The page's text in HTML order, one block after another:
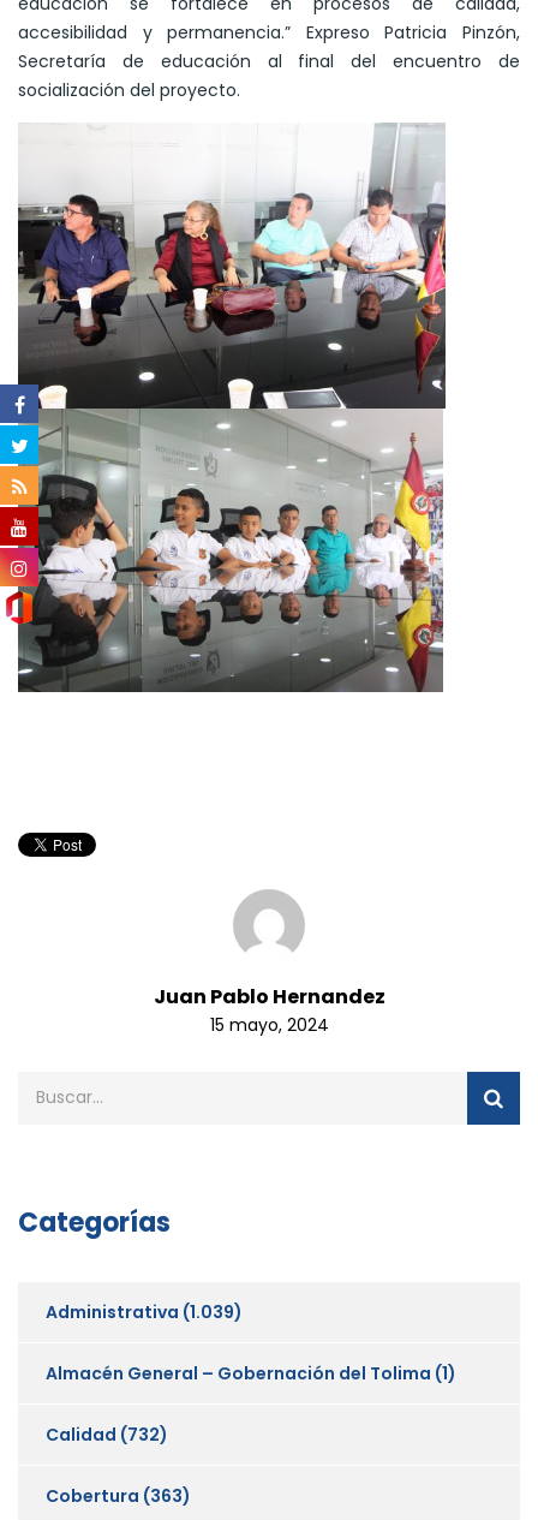
accesibilidad y permanencia.” Expreso Patricia Pinzón,
Secretaría de educación al final del encuentro de
socialización del proyecto.
Juan Pablo Hernandez
15 mayo, 2024
Categorías
Administrativa (1.039)
Almacén General – Gobernación del Tolima (1)
Calidad (732)
Cobertura (363)